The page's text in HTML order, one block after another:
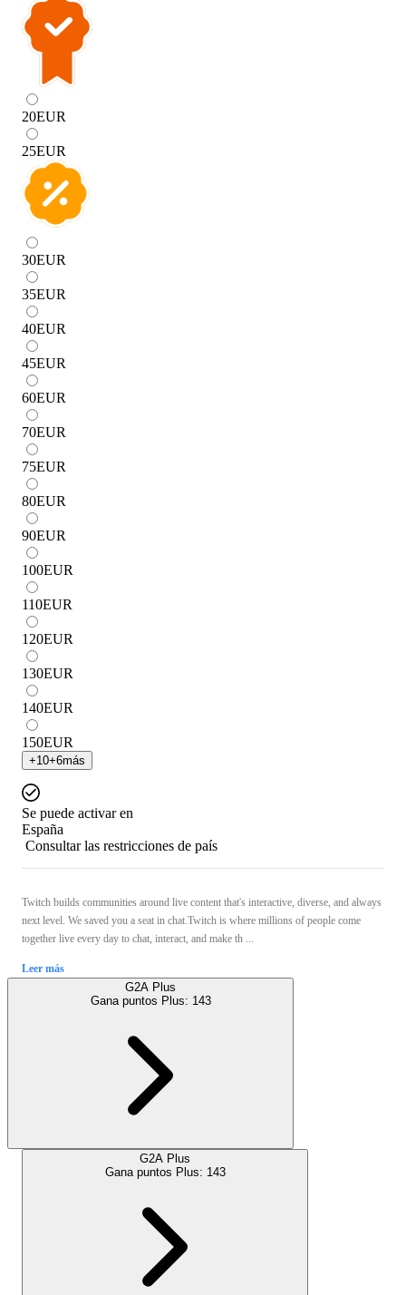
20EUR
25EUR
30EUR
35EUR
40EUR
45EUR
60EUR
70EUR
75EUR
80EUR
90EUR
100EUR
110EUR
120EUR
130EUR
140EUR
150EUR
+10+6más
Se puede activar en
España
Consultar las restricciones de país
Twitch builds communities around live content that's interactive, diverse, and always
next level. We saved you a seat in chat.Twitch is where millions of people come
together live every day to chat, interact, and make th ...
Leer más
G2A Plus
Gana puntos Plus: 143
G2A Plus
Gana puntos Plus: 143